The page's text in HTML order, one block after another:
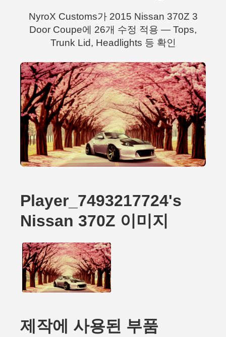
NyroX Customs가 2015 Nissan 370Z 3
Door Coupe에 26개 수정 적용 — Tops,
Trunk Lid, Headlights 등 확인
Player_7493217724's
Nissan 370Z 이미지
제작에 사용된 부품